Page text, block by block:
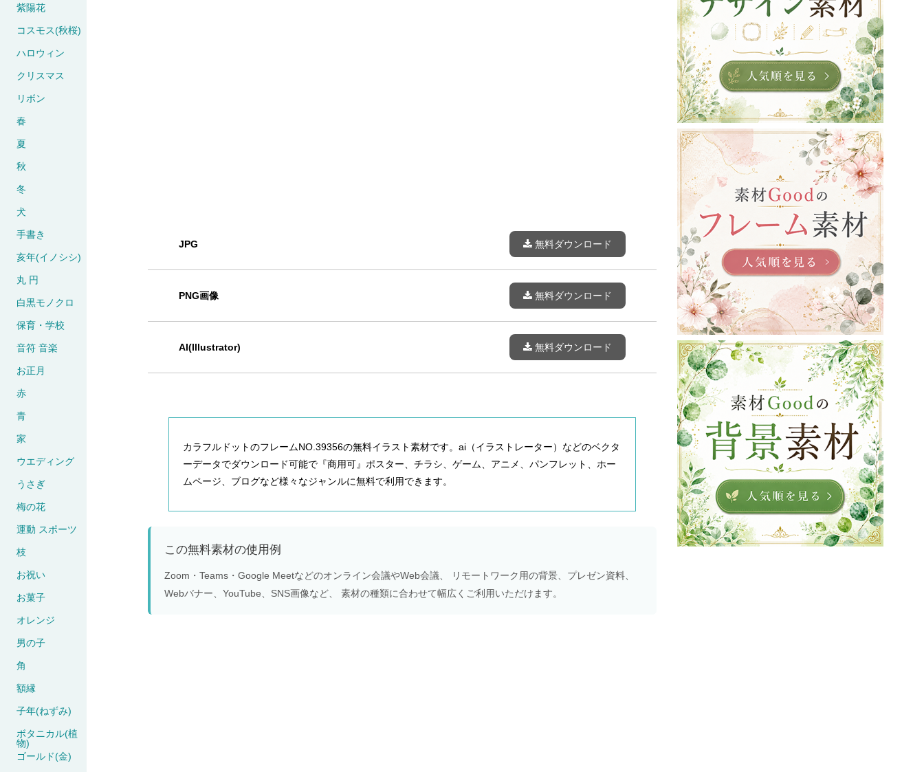
紫陽花
コスモス(秋桜)
ハロウィン
クリスマス
リボン
春
夏
秋
冬
犬
手書き
亥年(イノシシ)
丸 円
白黒モノクロ
保育・学校
音符 音楽
お正月
赤
青
家
ウエディング
うさぎ
梅の花
運動 スポーツ
枝
お祝い
お菓子
オレンジ
男の子
角
額縁
子年(ねずみ)
ボタニカル(植
物)
ゴールド(金)
JPG 無料ダウンロード
PNG画像 無料ダウンロード
AI(Illustrator) 無料ダウンロード
カラフルドットのフレームNO.39356の無料イラスト素材です。ai（イラストレーター）などのベクタ
ーデータでダウンロード可能で『商用可』ポスター、チラシ、ゲーム、アニメ、パンフレット、ホー
ムページ、ブログなど様々なジャンルに無料で利用できます。
この無料素材の使用例
Zoom・Teams・Google Meetなどのオンライン会議やWeb会議、 リモートワーク用の背景、プレゼン資料、
Webバナー、YouTube、SNS画像など、 素材の種類に合わせて幅広くご利用いただけます。